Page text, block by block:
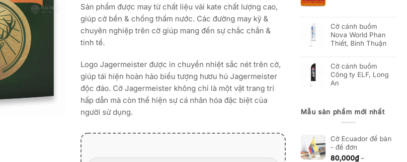
Sản phẩm được may từ chất liệu vải kate chất lượng cao,
giúp cờ bền & chống thấm nước. Các đường may kỹ &
chuyên nghiệp trên cờ giúp mang đến sự chắc chắn &
tinh tế.
Logo Jagermeister được in chuyển nhiệt sắc nét trên cờ,
giúp tái hiện hoàn hảo biểu tượng hươu hú Jagermeister
độc đáo. Cờ Jagermeister không chỉ là một vật trang trí
hấp dẫn mà còn thể hiện sự cá nhân hóa đặc biệt của
người sử dụng.
Cờ cánh buồm
Nova World Phan
Thiết, Bình Thuận
Cờ cánh buồm
Công ty ELF, Long
An
Mẫu sản phẩm mới nhất
Cờ Ecuador để bàn
- đế đơn
80,000₫ –